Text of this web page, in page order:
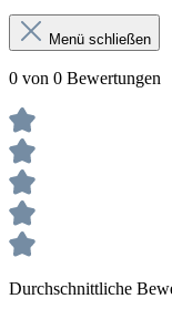
Menü schließen
0 von 0 Bewertungen
Durchschnittliche